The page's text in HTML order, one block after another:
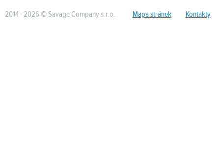
2014 - 2026 © Savage Company s.r.o. Mapa stránek Kontakty